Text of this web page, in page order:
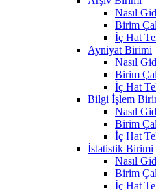
Nasıl
Birim
İç Hat
Ayniyat Birimi
Nasıl
Birim
İç Hat
Bilgi İşlem
Nasıl
Birim
İç Hat
İstatistik Birimi
Nasıl
Birim
İç Hat